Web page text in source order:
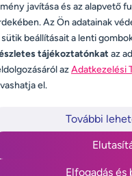
jog fenntartva.
javítása és az alapvető
Az Ön adatainak
beállításait a lenti
tájékoztatónkat az
azAdatkezelési
el.
További
Elfogadás és